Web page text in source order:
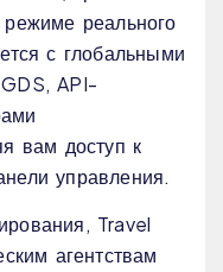
реального
с глобальными
API-
вам доступ к
управления.
Travel
агентствам